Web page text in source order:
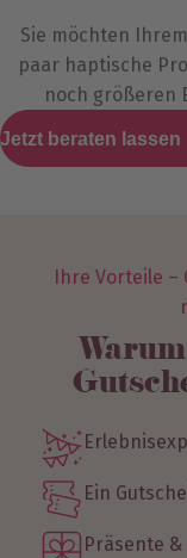
Sie möchten
paar haptische
noch größeren
Jetzt beraten lassen
Ihre Vorteile
Ein
Präsente